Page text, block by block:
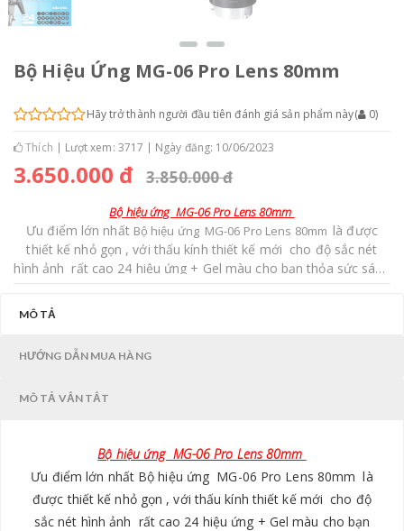
Bộ Hiệu Ứng MG-06 Pro Lens 80mm
Hãy trở thành người đầu tiên đánh giá sản phẩm này( 0)
Thích Lượt xem: 3717 Ngày đăng: 10/06/2023
3.650.000 đ 3.850.000 đ
Bộ hiệu ứng MG-06 Pro Lens 80mm
Ưu điểm lớn nhất Bộ hiệu ứng MG-06 Pro Lens 80mm là được
thiết kế nhỏ gọn , với thấu kính thiết kế mới cho độ sắc nét
hình ảnh rất cao 24 hiệu ứng + Gel màu cho bạn thỏa sức sáng
Bộ hiệu ứng MG-06 Pro Lens 80mm
MÔ TẢ
HƯỚNG DẪN MUA HÀNG
MÔ TẢ VẮN TẮT
Bộ hiệu ứng MG-06 Pro Lens 80mm
Ưu điểm lớn nhất Bộ hiệu ứng MG-06 Pro Lens 80mm là
được thiết kế nhỏ gọn , với thấu kính thiết kế mới cho độ
sắc nét hình ảnh rất cao 24 hiệu ứng + Gel màu cho bạn